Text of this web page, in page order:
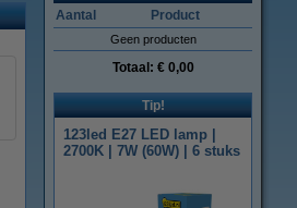
Aantal Product
Geen producten
Totaal: € 0,00
Tip!
123led E27 LED lamp |
2700K | 7W (60W) | 6 stuks